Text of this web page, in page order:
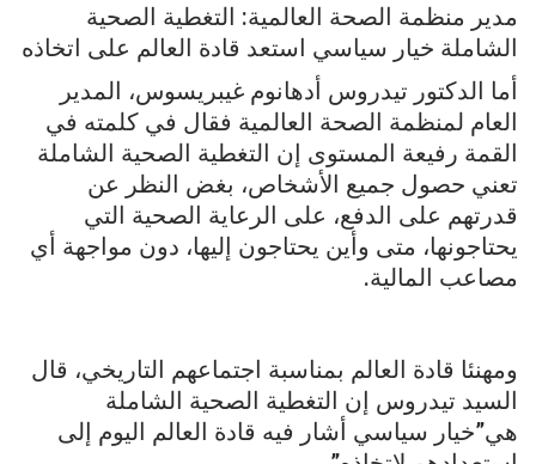
مدير منظمة الصحة العالمية: التغطية الصحية
الشاملة خيار سياسي استعد قادة العالم على اتخاذه
أما الدكتور تيدروس أدهانوم غيبريسوس، المدير
العام لمنظمة الصحة العالمية فقال في كلمته في
القمة رفيعة المستوى إن التغطية الصحية الشاملة
تعني حصول جميع الأشخاص، بغض النظر عن
قدرتهم على الدفع، على الرعاية الصحية التي
يحتاجونها، متى وأين يحتاجون إليها، دون مواجهة أي
مصاعب المالية.
ومهنئا قادة العالم بمناسبة اجتماعهم التاريخي، قال
السيد تيدروس إن التغطية الصحية الشاملة
هي”خيار سياسي أشار فيه قادة العالم اليوم إلى